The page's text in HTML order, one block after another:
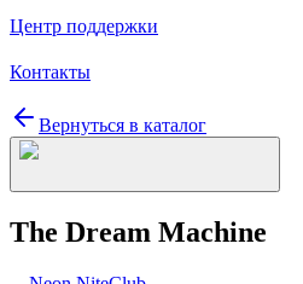
Центр поддержки
Контакты
Вернуться в каталог
The Dream Machine